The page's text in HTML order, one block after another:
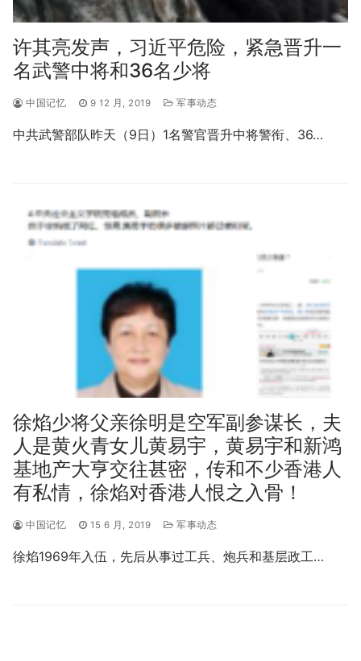
许其亮发声，习近平危险，紧急晋升一
名武警中将和36名少将
中国记忆 9 12 月, 2019 军事动态
中共武警部队昨天（9日）1名警官晋升中将警衔、36…
徐焰少将父亲徐明是空军副参谋长，夫
人是黄火青女儿黄易宇，黄易宇和新鸿
基地产大亨交往甚密，传和不少香港人
有私情，徐焰对香港人恨之入骨！
中国记忆 15 6 月, 2019 军事动态
徐焰1969年入伍，先后从事过工兵、炮兵和基层政工…